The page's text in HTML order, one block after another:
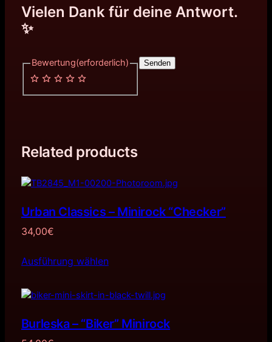
Vielen Dank für deine Antwort.
✨
Bewertung(erforderlich) Senden
Related products
Urban Classics – Minirock “Checker”
34,00€
Ausführung wählen
Burleska – “Biker” Minirock